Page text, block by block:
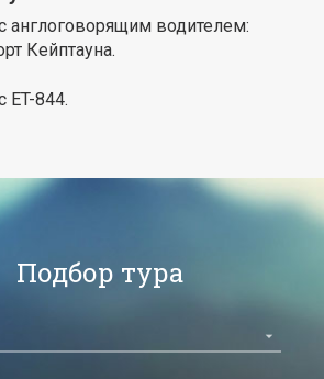
англоговорящим водителем:
Кейптауна.
ET-844.
Подбор тура